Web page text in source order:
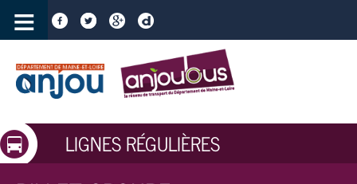
≡
LIGNES RÉGULIÈRES